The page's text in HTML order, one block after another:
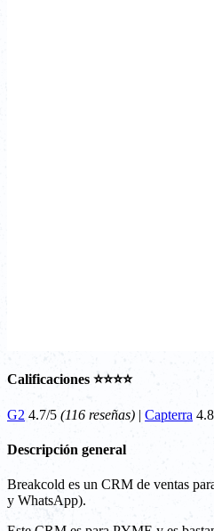
Calificaciones ⭐⭐⭐⭐
G2 4.7/5 (116 reseñas) | Capterra 4.8
Descripción general
Breakcold es un CRM de ventas
y WhatsApp).